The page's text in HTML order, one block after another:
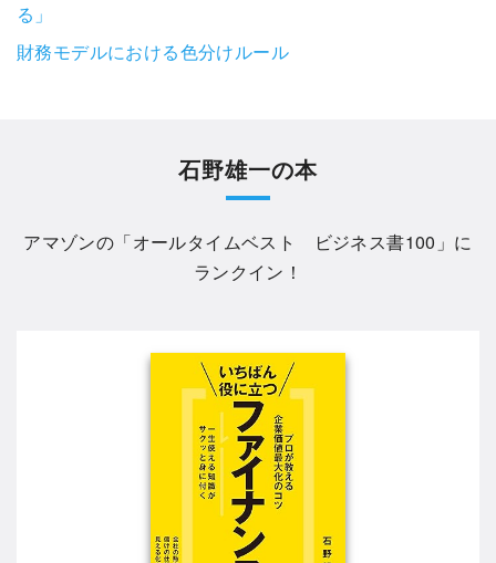
る」
財務モデルにおける色分けルール
石野雄一の本
アマゾンの「オールタイムベスト ビジネス書100 」に
ランクイン！